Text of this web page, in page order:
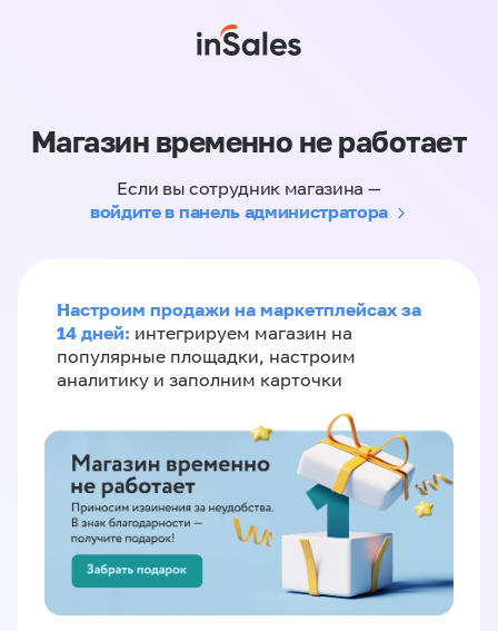
Магазин временно не работает
Если вы сотрудник магазина —
войдите в панель администратора
Настроим продажи на маркетплейсах за
14 дней: интегрируем магазин на
популярные площадки, настроим
аналитику и заполним карточки